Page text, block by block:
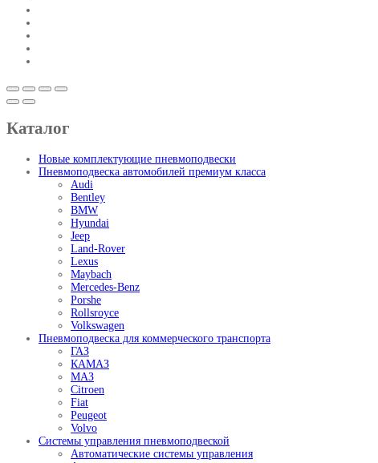
Каталог
Новые комплектующие пневмоподвески
Пневмоподвеска автомобилей премиум класса
Audi
Bentley
BMW
Hyundai
Jeep
Land-Rover
Lexus
Maybach
Mercedes-Benz
Porshe
Rollsroyce
Volkswagen
Пневмоподвеска для коммерческого транспорта
ГАЗ
КАМАЗ
МАЗ
Citroen
Fiat
Peugeot
Volvo
Системы управления пневмоподвеской
Автоматические системы управления